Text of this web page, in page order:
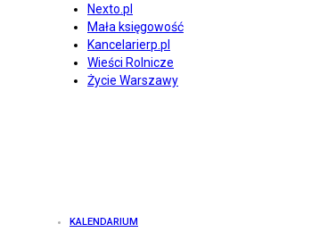
Nexto.pl
Mała księgowość
Kancelarierp.pl
Wieści Rolnicze
Życie Warszawy
KALENDARIUM